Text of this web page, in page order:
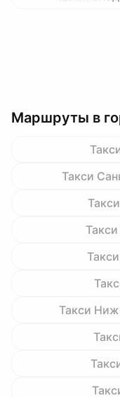
Маршруты в
Такси
Такси